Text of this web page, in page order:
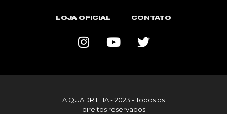
LOJA OFICIAL CONTATO
A QUADRILHA - 2023 - Todos os
direitos reservados